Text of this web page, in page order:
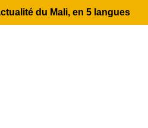
du Mali, en 5 langues